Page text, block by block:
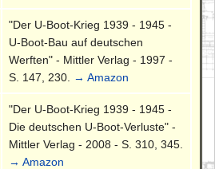
"Der U-Boot-Krieg 1939 - 1945 -
U-Boot-Bau auf deutschen
Werften" - Mittler Verlag - 1997 -
S. 147, 230.
→ Amazon
"Der U-Boot-Krieg 1939 - 1945 -
Die deutschen U-Boot-Verluste" -
Mittler Verlag - 2008 - S. 310, 345.
→ Amazon